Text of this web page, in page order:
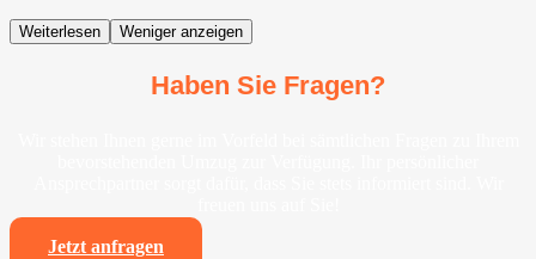
Weiterlesen Weniger anzeigen
Haben Sie Fragen?
Jetzt anfragen